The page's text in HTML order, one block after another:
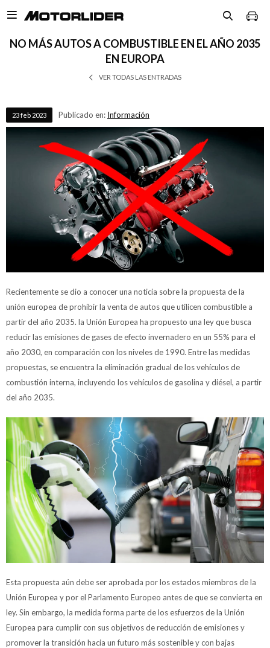

NO MÁS AUTOS A COMBUSTIBLE EN EL AÑO 2035
EN EUROPA
VER TODAS LAS ENTRADAS
23feb 2023 Publicado en: Información
Recientemente se dio a conocer una noticia sobre la propuesta de la
unión europea de prohibir la venta de autos que utilicen combustible a
partir del año 2035. la Unión Europea ha propuesto una ley que busca
reducir las emisiones de gases de efecto invernadero en un 55% para el
año 2030, en comparación con los niveles de 1990. Entre las medidas
propuestas, se encuentra la eliminación gradual de los vehículos de
combustión interna, incluyendo los vehículos de gasolina y diésel, a partir
del año 2035.
Esta propuesta aún debe ser aprobada por los estados miembros de la
Unión Europea y por el Parlamento Europeo antes de que se convierta en
ley. Sin embargo, la medida forma parte de los esfuerzos de la Unión
Europea para cumplir con sus objetivos de reducción de emisiones y
promover la transición hacia un futuro más sostenible y con bajas